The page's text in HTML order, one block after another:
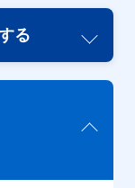
る